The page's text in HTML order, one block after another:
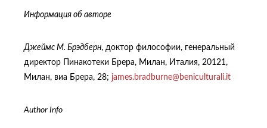
Информация об авторе
Джеймс М. Брэдберн, доктор философии, генеральный
директор Пинакотеки Брера, Милан, Италия, 20121,
Милан, виа Брера, 28; james.bradburne@beniculturali.it
Author Info